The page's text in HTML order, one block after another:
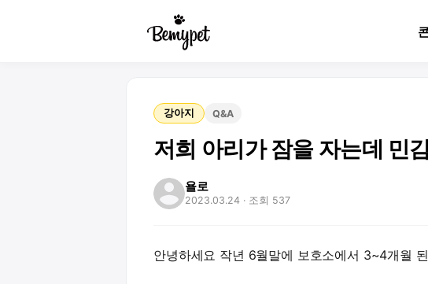
강아지 Q&A
저희 아리가 잠을 자는데 민
욜로
2023.03.24 · 조회 537
안녕하세요 작년 6월말에 보호소에서 3~4개월